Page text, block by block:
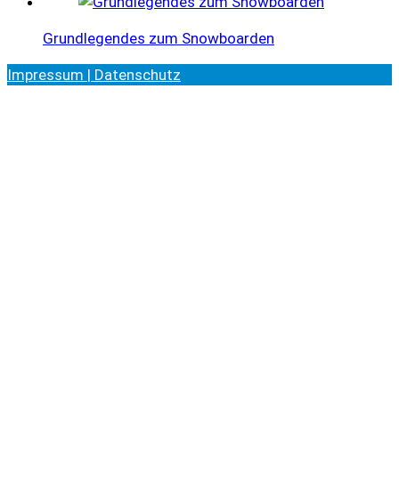
Grundlegendes zum Snowboarden
Impressum | Datenschutz